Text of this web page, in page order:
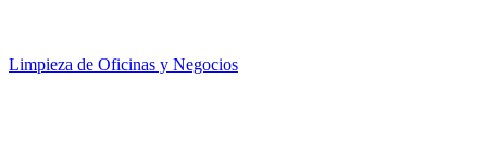
Limpieza de Oficinas y Negocios